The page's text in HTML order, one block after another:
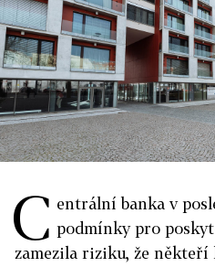
C entrální banka v
podmínky pro
zamezila riziku, že někteří